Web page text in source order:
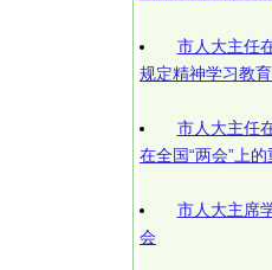
市人大主任
规定精神学习教
市人大主任
在全国“两会”上
市人大主席
会